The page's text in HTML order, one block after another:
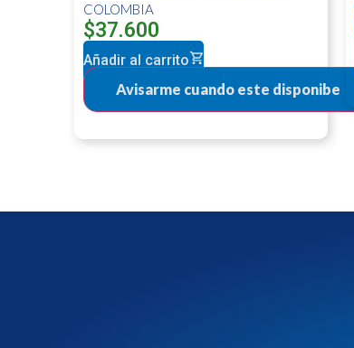
COLOMBIA
$37.600
Añadir al carrito